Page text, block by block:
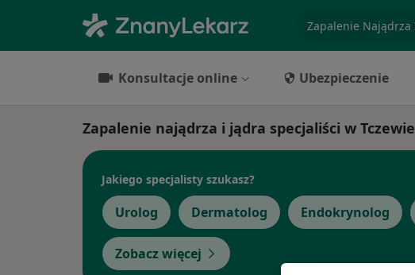
Konsultacje online Ubezpieczenie
Zapalenie najądrza i jądra specjaliści w Tczewie
Jakiego specjalisty szukasz?
Urolog Dermatolog Endokrynolog
Zobacz więcej